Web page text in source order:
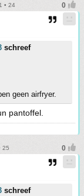
• 24
schreef
geen airfryer.
pantoffel.
25
schreef